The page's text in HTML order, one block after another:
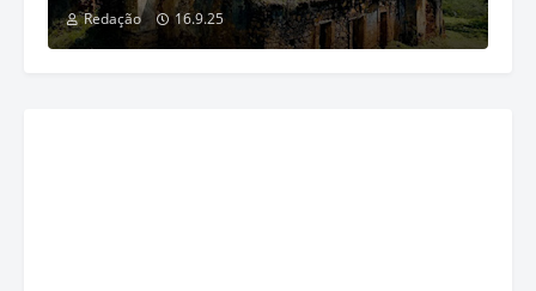
Redação 16.9.25